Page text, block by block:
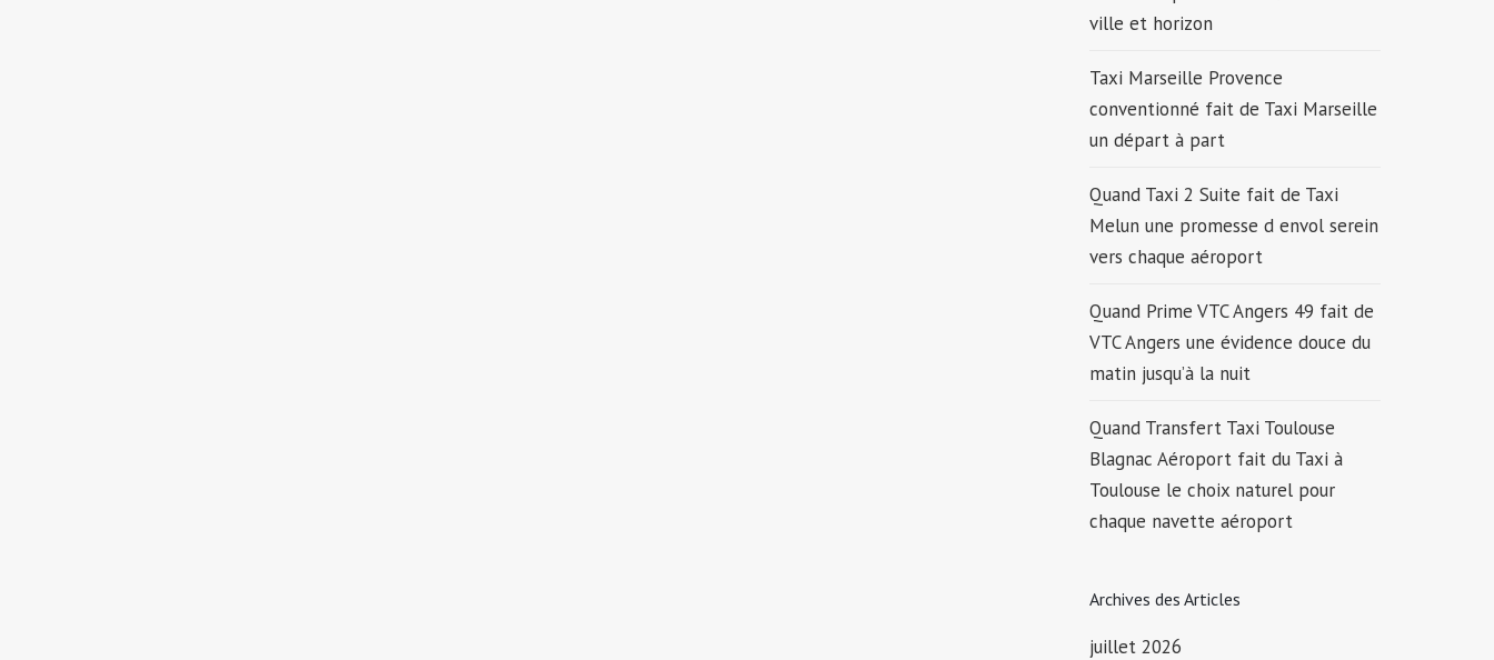
ville et horizon
Taxi Marseille Provence
conventionné fait de Taxi Marseille
un départ à part
Quand Taxi 2 Suite fait de Taxi
Melun une promesse d envol serein
vers chaque aéroport
Quand Prime VTC Angers 49 fait de
VTC Angers une évidence douce du
matin jusqu’à la nuit
Quand Transfert Taxi Toulouse
Blagnac Aéroport fait du Taxi à
Toulouse le choix naturel pour
chaque navette aéroport
Archives des Articles
juillet 2026